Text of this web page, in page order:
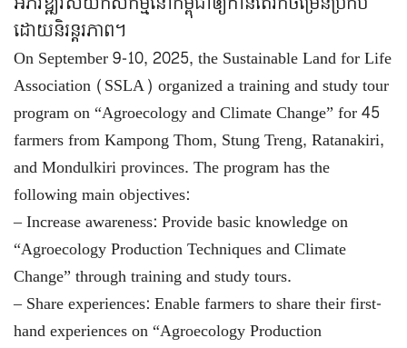
ដោយនិរន្តរភាព។
On September 9-10, 2025, the Sustainable Land for Life
Association (SSLA) organized a training and study tour
program on “Agroecology and Climate Change” for 45
farmers from Kampong Thom, Stung Treng, Ratanakiri,
and Mondulkiri provinces. The program has the
following main objectives:
– Increase awareness: Provide basic knowledge on
“Agroecology Production Techniques and Climate
Change” through training and study tours.
– Share experiences: Enable farmers to share their first-
hand experiences on “Agroecology Production